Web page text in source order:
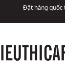
Đặt hàng quốc